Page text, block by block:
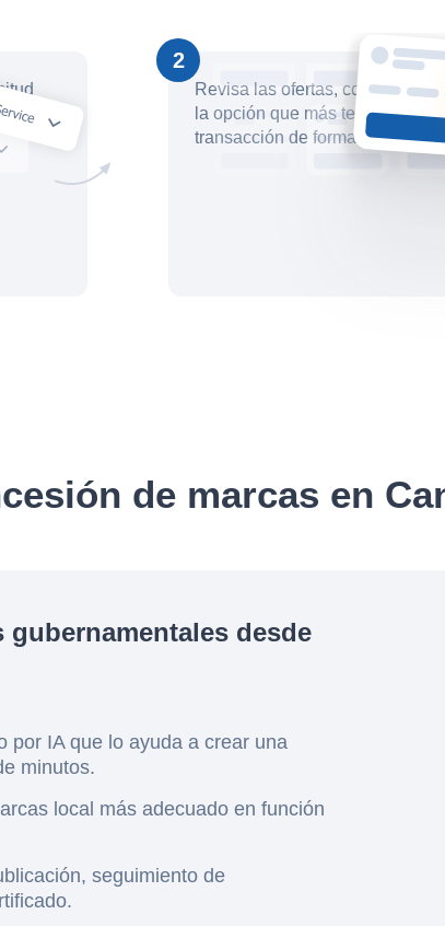
de
2
Revisa las ofertas, compáralas
la opción que más te
transacción de forma segura
de marcas en
gubernamentales desde
por IA que lo ayuda a crear una
minutos.
local más adecuado en función
seguimiento de